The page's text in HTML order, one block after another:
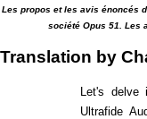
Les propos et les avis énoncés
société Opus 51. Les
Translation by
Let's
Ultrafide